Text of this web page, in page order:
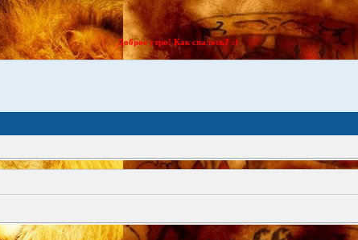
Доброе утро! Как спалось? :)